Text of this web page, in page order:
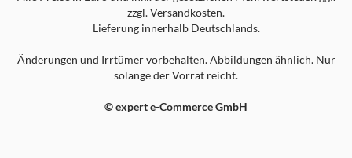
zzgl. Versandkosten.
Lieferung innerhalb Deutschlands.
Änderungen und Irrtümer vorbehalten. Abbildungen ähnlich. Nur
solange der Vorrat reicht.
© expert e-Commerce GmbH